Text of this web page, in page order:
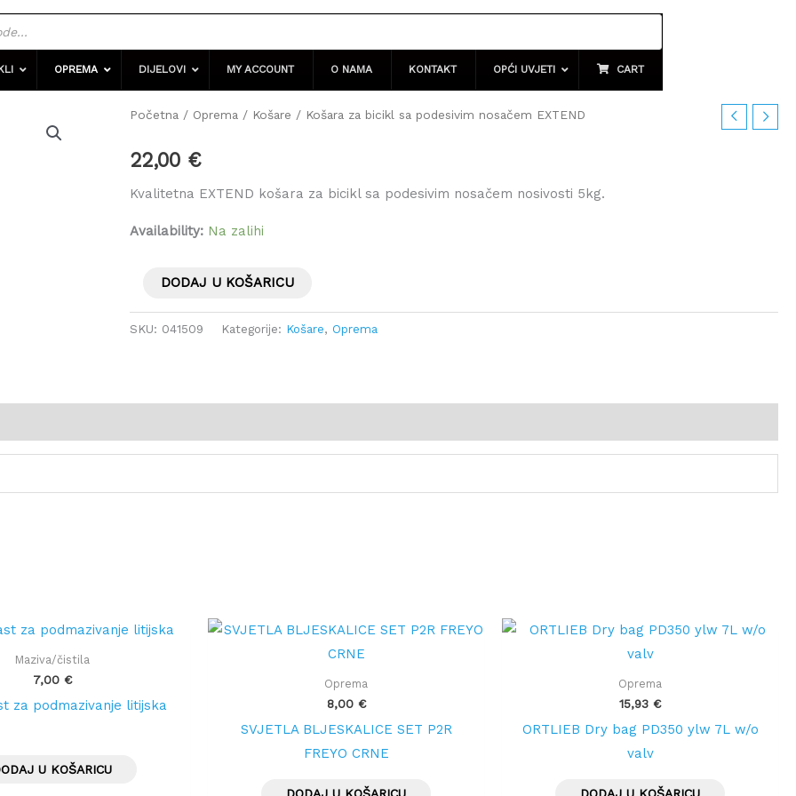
OPREMA DIJELOVI MY ACCOUNT O NAMA KONTAKT OPĆI UVJETI CART
Početna / Oprema / Košare / Košara za bicikl sa podesivim nosačem EXTEND
22,00 €
Kvalitetna EXTEND košara za bicikl sa podesivim nosačem nosivosti 5kg.
Availability: Na zalihi
Košara
bicikl
sa
nosačem
količinaDODAJ U KOŠARICU
SKU: 041509 Kategorije: Košare, Oprema
Maziva/čistila
7,00 €
za podmazivanje litijska
U KOŠARICU
Oprema
8,00 €
SVJETLA BLJESKALICE SET P2R
FREYO CRNE
DODAJ U KOŠARICU
Oprema
15,93 €
ORTLIEB Dry bag PD350 ylw 7L w/o
valv
DODAJ U KOŠARICU